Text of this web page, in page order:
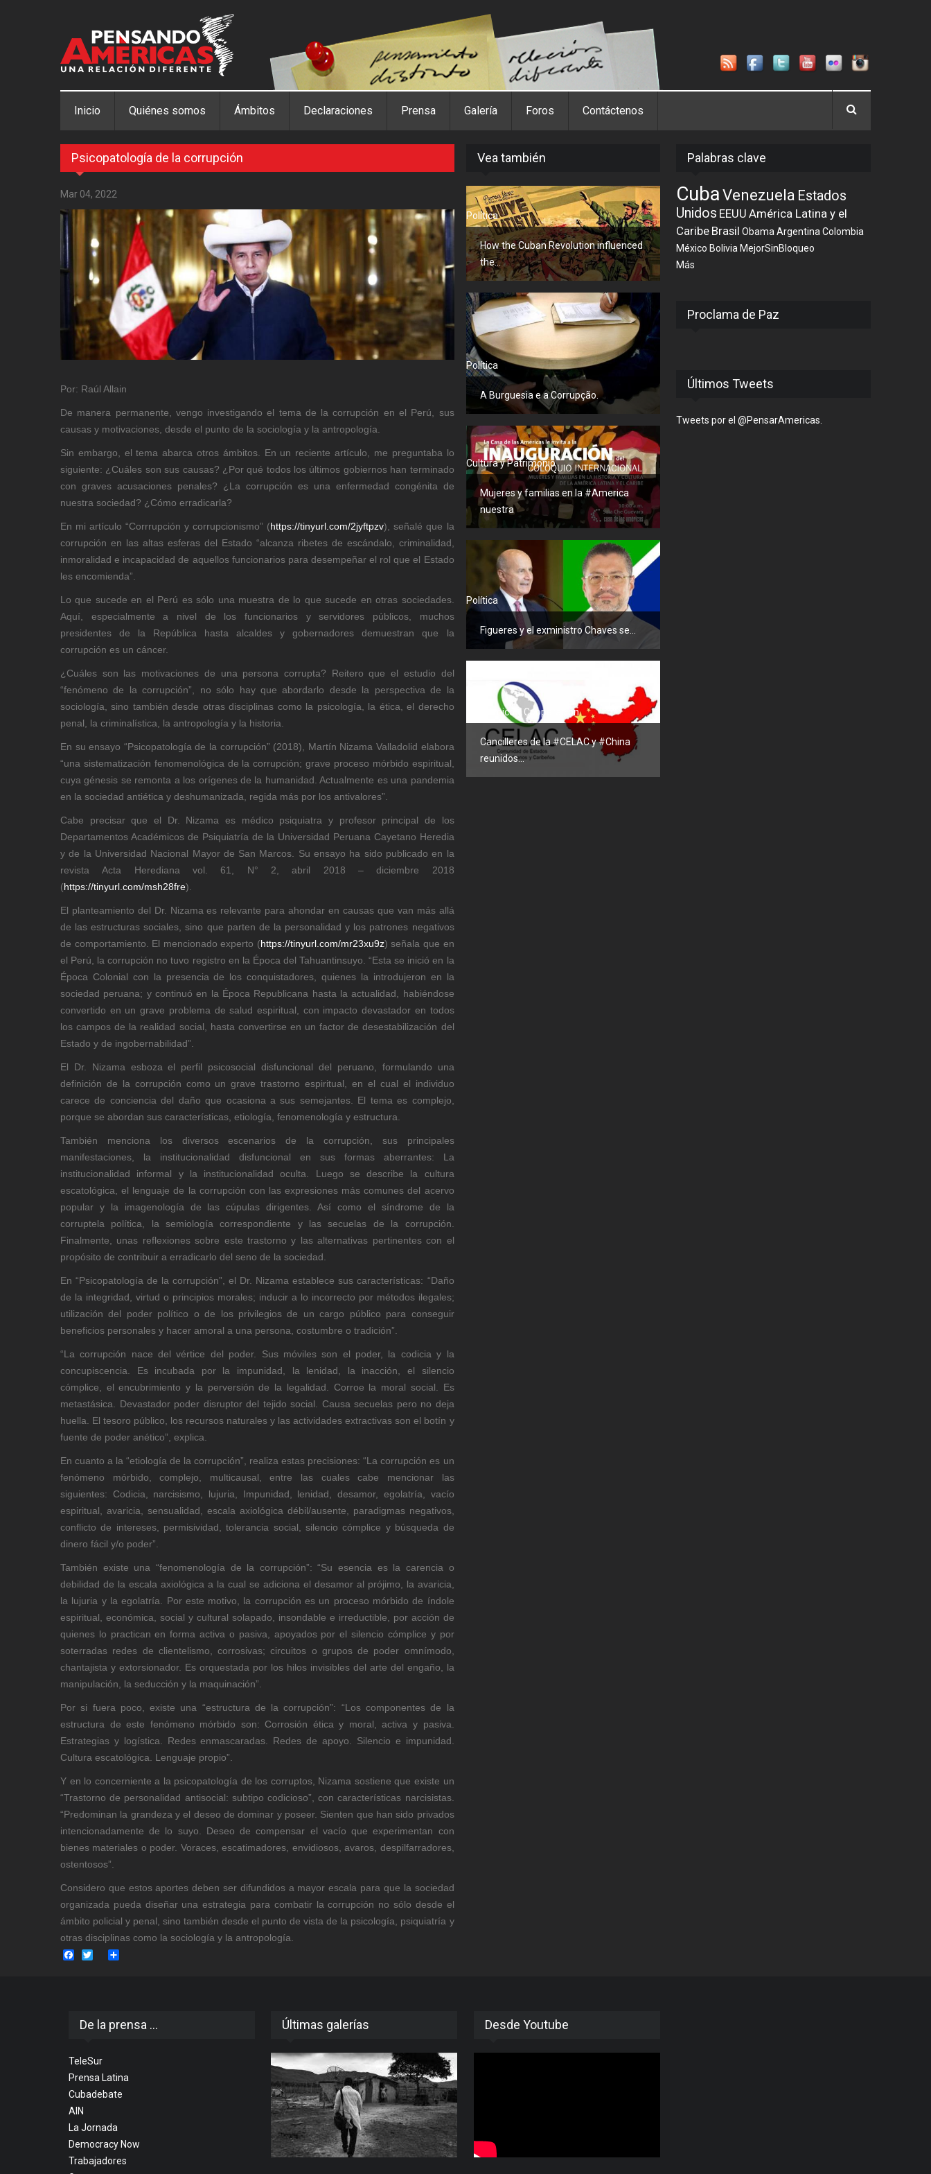
Inicio Quiénes somos Ámbitos Declaraciones Prensa Galería Foros Contáctenos
Psicopatología de la corrupción
Mar 04, 2022
Por: Raúl Allain
De manera permanente, vengo investigando el tema de la corrupción en el Perú, sus
causas y motivaciones, desde el punto de la sociología y la antropología.
Sin embargo, el tema abarca otros ámbitos. En un reciente artículo, me preguntaba lo
siguiente: ¿Cuáles son sus causas? ¿Por qué todos los últimos gobiernos han terminado
con graves acusaciones penales? ¿La corrupción es una enfermedad congénita de
nuestra sociedad? ¿Cómo erradicarla?
En mi artículo “Corrrupción y corrupcionismo” (https://tinyurl.com/2jyftpzv), señalé que la
corrupción en las altas esferas del Estado “alcanza ribetes de escándalo, criminalidad,
inmoralidad e incapacidad de aquellos funcionarios para desempeñar el rol que el Estado
les encomienda”.
Lo que sucede en el Perú es sólo una muestra de lo que sucede en otras sociedades.
Aquí, especialmente a nivel de los funcionarios y servidores públicos, muchos
presidentes de la República hasta alcaldes y gobernadores demuestran que la
corrupción es un cáncer.
¿Cuáles son las motivaciones de una persona corrupta? Reitero que el estudio del
“fenómeno de la corrupción”, no sólo hay que abordarlo desde la perspectiva de la
sociología, sino también desde otras disciplinas como la psicología, la ética, el derecho
penal, la criminalística, la antropología y la historia.
En su ensayo “Psicopatología de la corrupción” (2018), Martín Nizama Valladolid elabora
“una sistematización fenomenológica de la corrupción; grave proceso mórbido espiritual,
cuya génesis se remonta a los orígenes de la humanidad. Actualmente es una pandemia
en la sociedad antiética y deshumanizada, regida más por los antivalores”.
Cabe precisar que el Dr. Nizama es médico psiquiatra y profesor principal de los
Departamentos Académicos de Psiquiatría de la Universidad Peruana Cayetano Heredia
y de la Universidad Nacional Mayor de San Marcos. Su ensayo ha sido publicado en la
revista Acta Herediana vol. 61, N° 2, abril 2018 – diciembre 2018
(https://tinyurl.com/msh28fre).
El planteamiento del Dr. Nizama es relevante para ahondar en causas que van más allá
de las estructuras sociales, sino que parten de la personalidad y los patrones negativos
de comportamiento. El mencionado experto (https://tinyurl.com/mr23xu9z) señala que en
el Perú, la corrupción no tuvo registro en la Época del Tahuantinsuyo. “Esta se inició en la
Época Colonial con la presencia de los conquistadores, quienes la introdujeron en la
sociedad peruana; y continuó en la Época Republicana hasta la actualidad, habiéndose
convertido en un grave problema de salud espiritual, con impacto devastador en todos
los campos de la realidad social, hasta convertirse en un factor de desestabilización del
Estado y de ingobernabilidad”.
El Dr. Nizama esboza el perfil psicosocial disfuncional del peruano, formulando una
definición de la corrupción como un grave trastorno espiritual, en el cual el individuo
carece de conciencia del daño que ocasiona a sus semejantes. El tema es complejo,
porque se abordan sus características, etiología, fenomenología y estructura.
También menciona los diversos escenarios de la corrupción, sus principales
manifestaciones, la institucionalidad disfuncional en sus formas aberrantes: La
institucionalidad informal y la institucionalidad oculta. Luego se describe la cultura
escatológica, el lenguaje de la corrupción con las expresiones más comunes del acervo
popular y la imagenología de las cúpulas dirigentes. Así como el síndrome de la
corruptela política, la semiología correspondiente y las secuelas de la corrupción.
Finalmente, unas reflexiones sobre este trastorno y las alternativas pertinentes con el
propósito de contribuir a erradicarlo del seno de la sociedad.
En “Psicopatología de la corrupción”, el Dr. Nizama establece sus características: “Daño
de la integridad, virtud o principios morales; inducir a lo incorrecto por métodos ilegales;
utilización del poder político o de los privilegios de un cargo público para conseguir
beneficios personales y hacer amoral a una persona, costumbre o tradición”.
“La corrupción nace del vértice del poder. Sus móviles son el poder, la codicia y la
concupiscencia. Es incubada por la impunidad, la lenidad, la inacción, el silencio
cómplice, el encubrimiento y la perversión de la legalidad. Corroe la moral social. Es
metastásica. Devastador poder disruptor del tejido social. Causa secuelas pero no deja
huella. El tesoro público, los recursos naturales y las actividades extractivas son el botín y
fuente de poder anético”, explica.
En cuanto a la “etiología de la corrupción”, realiza estas precisiones: “La corrupción es un
fenómeno mórbido, complejo, multicausal, entre las cuales cabe mencionar las
siguientes: Codicia, narcisismo, lujuria, Impunidad, lenidad, desamor, egolatría, vacío
espiritual, avaricia, sensualidad, escala axiológica débil/ausente, paradigmas negativos,
conflicto de intereses, permisividad, tolerancia social, silencio cómplice y búsqueda de
dinero fácil y/o poder”.
También existe una “fenomenología de la corrupción”: “Su esencia es la carencia o
debilidad de la escala axiológica a la cual se adiciona el desamor al prójimo, la avaricia,
la lujuria y la egolatría. Por este motivo, la corrupción es un proceso mórbido de índole
espiritual, económica, social y cultural solapado, insondable e irreductible, por acción de
quienes lo practican en forma activa o pasiva, apoyados por el silencio cómplice y por
soterradas redes de clientelismo, corrosivas; circuitos o grupos de poder omnímodo,
chantajista y extorsionador. Es orquestada por los hilos invisibles del arte del engaño, la
manipulación, la seducción y la maquinación”.
Por si fuera poco, existe una “estructura de la corrupción”: “Los componentes de la
estructura de este fenómeno mórbido son: Corrosión ética y moral, activa y pasiva.
Estrategias y logística. Redes enmascaradas. Redes de apoyo. Silencio e impunidad.
Cultura escatológica. Lenguaje propio”.
Y en lo concerniente a la psicopatología de los corruptos, Nizama sostiene que existe un
“Trastorno de personalidad antisocial: subtipo codicioso”, con características narcisistas.
“Predominan la grandeza y el deseo de dominar y poseer. Sienten que han sido privados
intencionadamente de lo suyo. Deseo de compensar el vacío que experimentan con
bienes materiales o poder. Voraces, escatimadores, envidiosos, avaros, despilfarradores,
ostentosos”.
Considero que estos aportes deben ser difundidos a mayor escala para que la sociedad
organizada pueda diseñar una estrategia para combatir la corrupción no sólo desde el
ámbito policial y penal, sino también desde el punto de vista de la psicología, psiquiatría y
otras disciplinas como la sociología y la antropología.
Facebook
Twitter
Vea también
Política
How the Cuban Revolution influenced
the...
Política
A Burguesia e a Corrupção.
Cultura y Patrimonio
Mujeres y familias en la #America
nuestra
Política
Figueres y el exministro Chaves se...
Económico y Cooperación
Cancilleres de la #CELAC y #China
reunidos...
Palabras clave
CubaVenezuela Estados
Unidos EEUU América Latina y el
Caribe Brasil Obama Argentina Colombia
México Bolivia MejorSinBloqueo
Más
Proclama de Paz
Últimos Tweets
Tweets por el @PensarAmericas.
De la prensa ...
TeleSur
Prensa Latina
Cubadebate
AIN
La Jornada
Democracy Now
Trabajadores
Últimas galerías Desde Youtube